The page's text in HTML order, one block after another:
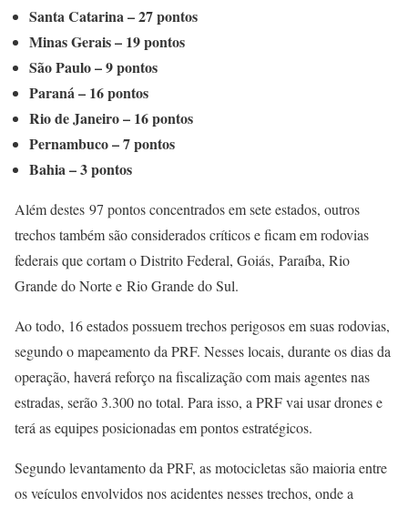
Santa Catarina – 27 pontos
Minas Gerais – 19 pontos
São Paulo – 9 pontos
Paraná – 16 pontos
Rio de Janeiro – 16 pontos
Pernambuco – 7 pontos
Bahia – 3 pontos
Além destes 97 pontos concentrados em sete estados, outros
trechos também são considerados críticos e ficam em rodovias
federais que cortam o Distrito Federal, Goiás, Paraíba, Rio
Grande do Norte e Rio Grande do Sul.
Ao todo, 16 estados possuem trechos perigosos em suas rodovias,
segundo o mapeamento da PRF. Nesses locais, durante os dias da
operação, haverá reforço na fiscalização com mais agentes nas
estradas, serão 3.300 no total. Para isso, a PRF vai usar drones e
terá as equipes posicionadas em pontos estratégicos.
Segundo levantamento da PRF, as motocicletas são maioria entre
os veículos envolvidos nos acidentes nesses trechos, onde a